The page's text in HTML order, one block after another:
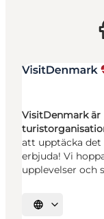
VisitDenmark är
att upptäcka det
erbjuda! Vi
upplevelser och
Välj språk